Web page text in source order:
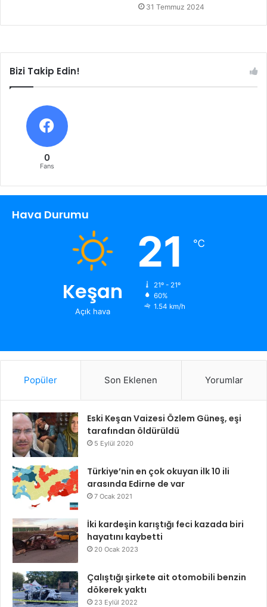
31 Temmuz 2024
Bizi Takip Edin!
0
Fans
Hava Durumu
Keşan
Açık hava
21 ℃
21º - 21º
60%
1.54 km/h
Popüler Son Eklenen Yorumlar
Eski Keşan Vaizesi Özlem Güneş, eşi
tarafından öldürüldü
5 Eylül 2020
Türkiye’nin en çok okuyan ilk 10 ili
arasında Edirne de var
7 Ocak 2021
İki kardeşin karıştığı feci kazada biri
hayatını kaybetti
20 Ocak 2023
Çalıştığı şirkete ait otomobili benzin
dökerek yaktı
23 Eylül 2022